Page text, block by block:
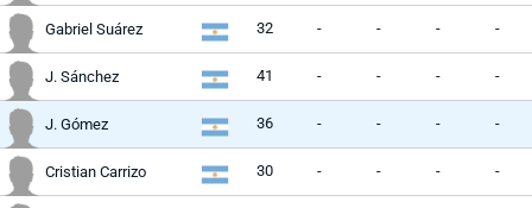
Gabriel Suárez 32 - - - -
J. Sánchez 41 - - - -
J. Gómez 36 - - - -
Cristian Carrizo 30 - - - -